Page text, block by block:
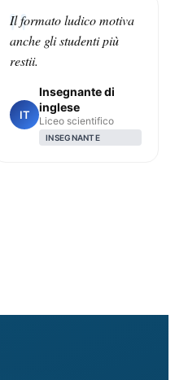
Il formato ludico motiva
anche gli studenti più
restii.
IT
Insegnante di
inglese
Liceo scientifico
INSEGNANTE